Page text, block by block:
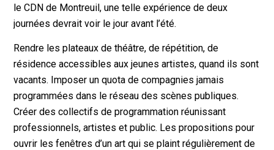
le CDN de Montreuil, une telle expérience de deux
journées devrait voir le jour avant l’été.
Rendre les plateaux de théâtre, de répétition, de
résidence accessibles aux jeunes artistes, quand ils sont
vacants. Imposer un quota de compagnies jamais
programmées dans le réseau des scènes publiques.
Créer des collectifs de programmation réunissant
professionnels, artistes et public. Les propositions pour
ouvrir les fenêtres d’un art qui se plaint régulièrement de